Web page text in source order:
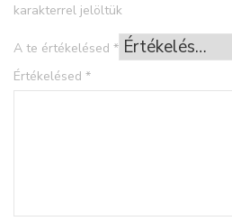
karakterrel jelöltük
A te értékelésed *
Értékelésed *